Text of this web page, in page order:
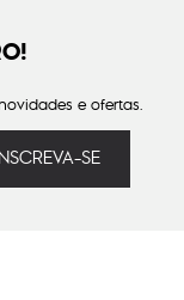
e ofertas.